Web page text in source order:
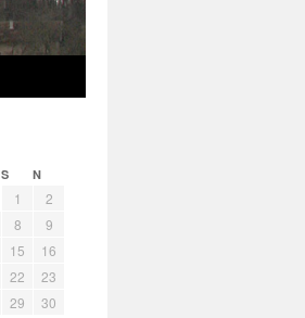
S N
1
2
8
9
15
16
22
23
29
30